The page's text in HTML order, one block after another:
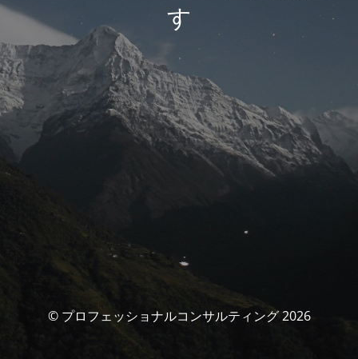
す
© プロフェッショナルコンサルティング 2026